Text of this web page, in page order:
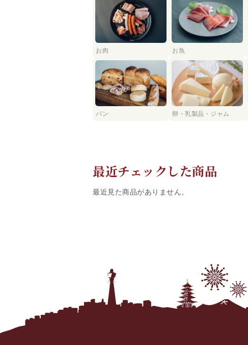
お肉 お魚
パン 卵・乳製品・ジャム
最近チェックした商品
最近見た商品がありません。